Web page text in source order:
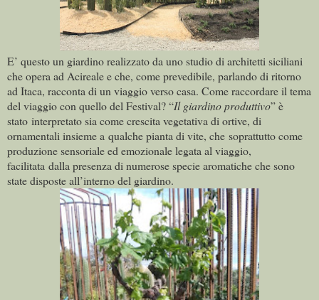
E’ questo un giardino realizzato da uno studio di architetti siciliani
che opera ad Acireale e che, come prevedibile, parlando di ritorno
ad Itaca, racconta di un viaggio verso casa. Come raccordare il tema
del viaggio con quello del Festival? “Il giardinoproduttivo” è
stato interpretato sia come crescita vegetativa di ortive, di
ornamentali insieme a qualche pianta di vite, che soprattutto come
produzione sensoriale ed emozionale legata al viaggio,
facilitata dalla presenza di numerose specie aromatiche che sono
state disposte all’interno del giardino.